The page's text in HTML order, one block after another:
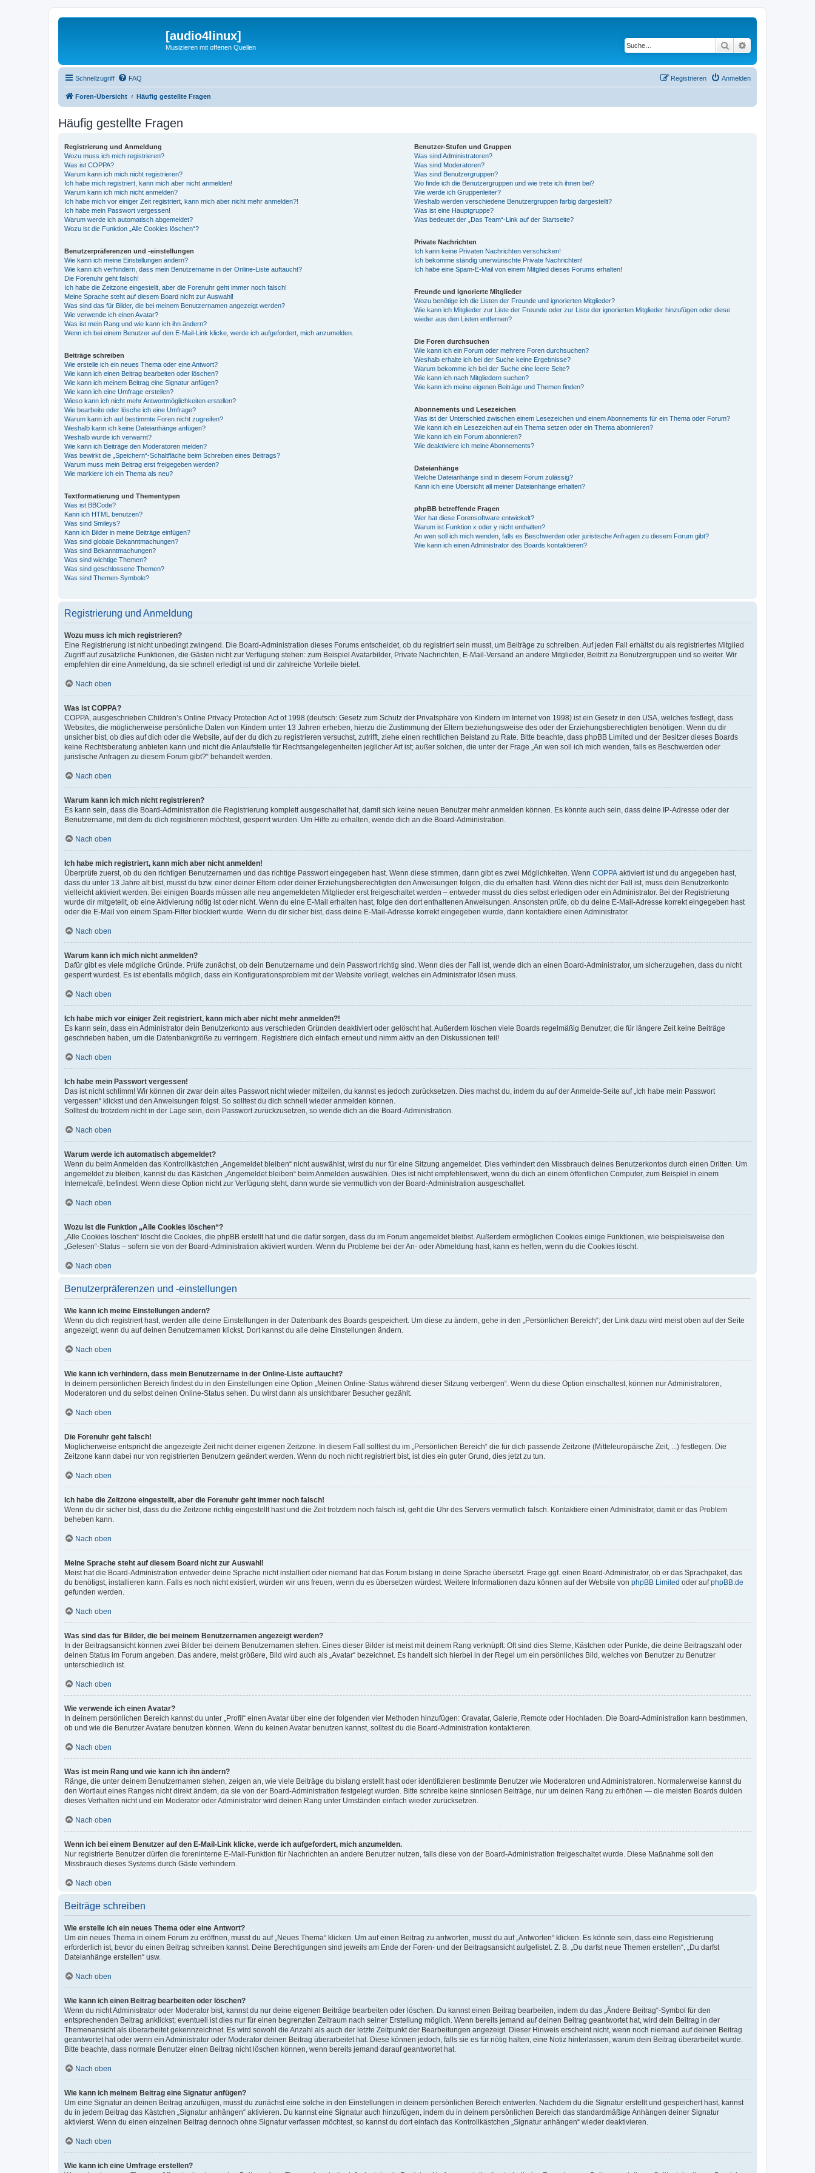
[audio4linux]
Musizieren mit offenen Quellen Suche
Schnellzugriff FAQ Anmelden
Registrieren
Foren-Übersicht Häufig gestellte Fragen
Häufig gestellte Fragen
Registrierung und Anmeldung
Wozu muss ich mich registrieren?
Was ist COPPA?
Warum kann ich mich nicht registrieren?
Ich habe mich registriert, kann mich aber nicht anmelden!
Warum kann ich mich nicht anmelden?
Ich habe mich vor einiger Zeit registriert, kann mich aber nicht mehr anmelden?!
Ich habe mein Passwort vergessen!
Warum werde ich automatisch abgemeldet?
Wozu ist die Funktion „Alle Cookies löschen“?
Benutzerpräferenzen und -einstellungen
Wie kann ich meine Einstellungen ändern?
Wie kann ich verhindern, dass mein Benutzername in der Online-Liste auftaucht?
Die Forenuhr geht falsch!
Ich habe die Zeitzone eingestellt, aber die Forenuhr geht immer noch falsch!
Meine Sprache steht auf diesem Board nicht zur Auswahl!
Was sind das für Bilder, die bei meinem Benutzernamen angezeigt werden?
Wie verwende ich einen Avatar?
Was ist mein Rang und wie kann ich ihn ändern?
Wenn ich bei einem Benutzer auf den E-Mail-Link klicke, werde ich aufgefordert, mich anzumelden.
Beiträge schreiben
Wie erstelle ich ein neues Thema oder eine Antwort?
Wie kann ich einen Beitrag bearbeiten oder löschen?
Wie kann ich meinem Beitrag eine Signatur anfügen?
Wie kann ich eine Umfrage erstellen?
Wieso kann ich nicht mehr Antwortmöglichkeiten erstellen?
Wie bearbeite oder lösche ich eine Umfrage?
Warum kann ich auf bestimmte Foren nicht zugreifen?
Weshalb kann ich keine Dateianhänge anfügen?
Weshalb wurde ich verwarnt?
Wie kann ich Beiträge den Moderatoren melden?
Was bewirkt die „Speichern“-Schaltfläche beim Schreiben eines Beitrags?
Warum muss mein Beitrag erst freigegeben werden?
Wie markiere ich ein Thema als neu?
Textformatierung und Thementypen
Was ist BBCode?
Kann ich HTML benutzen?
Was sind Smileys?
Kann ich Bilder in meine Beiträge einfügen?
Was sind globale Bekanntmachungen?
Was sind Bekanntmachungen?
Was sind wichtige Themen?
Was sind geschlossene Themen?
Was sind Themen-Symbole?
Benutzer-Stufen und Gruppen
Was sind Administratoren?
Was sind Moderatoren?
Was sind Benutzergruppen?
Wo finde ich die Benutzergruppen und wie trete ich ihnen bei?
Wie werde ich Gruppenleiter?
Weshalb werden verschiedene Benutzergruppen farbig dargestellt?
Was ist eine Hauptgruppe?
Was bedeutet der „Das Team“-Link auf der Startseite?
Private Nachrichten
Ich kann keine Privaten Nachrichten verschicken!
Ich bekomme ständig unerwünschte Private Nachrichten!
Ich habe eine Spam-E-Mail von einem Mitglied dieses Forums erhalten!
Freunde und ignorierte Mitglieder
Wozu benötige ich die Listen der Freunde und ignorierten Mitglieder?
Wie kann ich Mitglieder zur Liste der Freunde oder zur Liste der ignorierten Mitglieder hinzufügen oder diese
wieder aus den Listen entfernen?
Die Foren durchsuchen
Wie kann ich ein Forum oder mehrere Foren durchsuchen?
Weshalb erhalte ich bei der Suche keine Ergebnisse?
Warum bekomme ich bei der Suche eine leere Seite?
Wie kann ich nach Mitgliedern suchen?
Wie kann ich meine eigenen Beiträge und Themen finden?
Abonnements und Lesezeichen
Was ist der Unterschied zwischen einem Lesezeichen und einem Abonnements für ein Thema oder Forum?
Wie kann ich ein Lesezeichen auf ein Thema setzen oder ein Thema abonnieren?
Wie kann ich ein Forum abonnieren?
Wie deaktiviere ich meine Abonnements?
Dateianhänge
Welche Dateianhänge sind in diesem Forum zulässig?
Kann ich eine Übersicht all meiner Dateianhänge erhalten?
phpBB betreffende Fragen
Wer hat diese Forensoftware entwickelt?
Warum ist Funktion x oder y nicht enthalten?
An wen soll ich mich wenden, falls es Beschwerden oder juristische Anfragen zu diesem Forum gibt?
Wie kann ich einen Administrator des Boards kontaktieren?
Registrierung und Anmeldung
Wozu muss ich mich registrieren?
Eine Registrierung ist nicht unbedingt zwingend. Die Board-Administration dieses Forums entscheidet, ob du registriert sein musst, um Beiträge zu schreiben. Auf jeden Fall erhältst du als registriertes Mitglied
Zugriff auf zusätzliche Funktionen, die Gästen nicht zur Verfügung stehen: zum Beispiel Avatarbilder, Private Nachrichten, E-Mail-Versand an andere Mitglieder, Beitritt zu Benutzergruppen und so weiter. Wir
empfehlen dir eine Anmeldung, da sie schnell erledigt ist und dir zahlreiche Vorteile bietet.
Nach oben
Was ist COPPA?
COPPA, ausgeschrieben Children’s Online Privacy Protection Act of 1998 (deutsch: Gesetz zum Schutz der Privatsphäre von Kindern im Internet von 1998) ist ein Gesetz in den USA, welches festlegt, dass
Websites, die möglicherweise persönliche Daten von Kindern unter 13 Jahren erheben, hierzu die Zustimmung der Eltern beziehungsweise des oder der Erziehungsberechtigten benötigen. Wenn du dir
unsicher bist, ob dies auf dich oder die Website, auf der du dich zu registrieren versuchst, zutrifft, ziehe einen rechtlichen Beistand zu Rate. Bitte beachte, dass phpBB Limited und der Besitzer dieses Boards
keine Rechtsberatung anbieten kann und nicht die Anlaufstelle für Rechtsangelegenheiten jeglicher Art ist; außer solchen, die unter der Frage „An wen soll ich mich wenden, falls es Beschwerden oder
juristische Anfragen zu diesem Forum gibt?“ behandelt werden.
Nach oben
Warum kann ich mich nicht registrieren?
Es kann sein, dass die Board-Administration die Registrierung komplett ausgeschaltet hat, damit sich keine neuen Benutzer mehr anmelden können. Es könnte auch sein, dass deine IP-Adresse oder der
Benutzername, mit dem du dich registrieren möchtest, gesperrt wurden. Um Hilfe zu erhalten, wende dich an die Board-Administration.
Nach oben
Ich habe mich registriert, kann mich aber nicht anmelden!
Überprüfe zuerst, ob du den richtigen Benutzernamen und das richtige Passwort eingegeben hast. Wenn diese stimmen, dann gibt es zwei Möglichkeiten. Wenn COPPA aktiviert ist und du angegeben hast,
dass du unter 13 Jahre alt bist, musst du bzw. einer deiner Eltern oder deiner Erziehungsberechtigten den Anweisungen folgen, die du erhalten hast. Wenn dies nicht der Fall ist, muss dein Benutzerkonto
vielleicht aktiviert werden. Bei einigen Boards müssen alle neu angemeldeten Mitglieder erst freigeschaltet werden – entweder musst du dies selbst erledigen oder ein Administrator. Bei der Registrierung
wurde dir mitgeteilt, ob eine Aktivierung nötig ist oder nicht. Wenn du eine E-Mail erhalten hast, folge den dort enthaltenen Anweisungen. Ansonsten prüfe, ob du deine E-Mail-Adresse korrekt eingegeben hast
oder die E-Mail von einem Spam-Filter blockiert wurde. Wenn du dir sicher bist, dass deine E-Mail-Adresse korrekt eingegeben wurde, dann kontaktiere einen Administrator.
Nach oben
Warum kann ich mich nicht anmelden?
Dafür gibt es viele mögliche Gründe. Prüfe zunächst, ob dein Benutzername und dein Passwort richtig sind. Wenn dies der Fall ist, wende dich an einen Board-Administrator, um sicherzugehen, dass du nicht
gesperrt wurdest. Es ist ebenfalls möglich, dass ein Konfigurationsproblem mit der Website vorliegt, welches ein Administrator lösen muss.
Nach oben
Ich habe mich vor einiger Zeit registriert, kann mich aber nicht mehr anmelden?!
Es kann sein, dass ein Administrator dein Benutzerkonto aus verschieden Gründen deaktiviert oder gelöscht hat. Außerdem löschen viele Boards regelmäßig Benutzer, die für längere Zeit keine Beiträge
geschrieben haben, um die Datenbankgröße zu verringern. Registriere dich einfach erneut und nimm aktiv an den Diskussionen teil!
Nach oben
Ich habe mein Passwort vergessen!
Das ist nicht schlimm! Wir können dir zwar dein altes Passwort nicht wieder mitteilen, du kannst es jedoch zurücksetzen. Dies machst du, indem du auf der Anmelde-Seite auf „Ich habe mein Passwort
vergessen“ klickst und den Anweisungen folgst. So solltest du dich schnell wieder anmelden können.
Solltest du trotzdem nicht in der Lage sein, dein Passwort zurückzusetzen, so wende dich an die Board-Administration.
Nach oben
Warum werde ich automatisch abgemeldet?
Wenn du beim Anmelden das Kontrollkästchen „Angemeldet bleiben“ nicht auswählst, wirst du nur für eine Sitzung angemeldet. Dies verhindert den Missbrauch deines Benutzerkontos durch einen Dritten. Um
angemeldet zu bleiben, kannst du das Kästchen „Angemeldet bleiben“ beim Anmelden auswählen. Dies ist nicht empfehlenswert, wenn du dich an einem öffentlichen Computer, zum Beispiel in einem
Internetcafé, befindest. Wenn diese Option nicht zur Verfügung steht, dann wurde sie vermutlich von der Board-Administration ausgeschaltet.
Nach oben
Wozu ist die Funktion „Alle Cookies löschen“?
„Alle Cookies löschen“ löscht die Cookies, die phpBB erstellt hat und die dafür sorgen, dass du im Forum angemeldet bleibst. Außerdem ermöglichen Cookies einige Funktionen, wie beispielsweise den
„Gelesen“-Status – sofern sie von der Board-Administration aktiviert wurden. Wenn du Probleme bei der An- oder Abmeldung hast, kann es helfen, wenn du die Cookies löscht.
Nach oben
Benutzerpräferenzen und -einstellungen
Wie kann ich meine Einstellungen ändern?
Wenn du dich registriert hast, werden alle deine Einstellungen in der Datenbank des Boards gespeichert. Um diese zu ändern, gehe in den „Persönlichen Bereich“; der Link dazu wird meist oben auf der Seite
angezeigt, wenn du auf deinen Benutzernamen klickst. Dort kannst du alle deine Einstellungen ändern.
Nach oben
Wie kann ich verhindern, dass mein Benutzername in der Online-Liste auftaucht?
In deinem persönlichen Bereich findest du in den Einstellungen eine Option „Meinen Online-Status während dieser Sitzung verbergen“. Wenn du diese Option einschaltest, können nur Administratoren,
Moderatoren und du selbst deinen Online-Status sehen. Du wirst dann als unsichtbarer Besucher gezählt.
Nach oben
Die Forenuhr geht falsch!
Möglicherweise entspricht die angezeigte Zeit nicht deiner eigenen Zeitzone. In diesem Fall solltest du im „Persönlichen Bereich“ die für dich passende Zeitzone (Mitteleuropäische Zeit, ...) festlegen. Die
Zeitzone kann dabei nur von registrierten Benutzern geändert werden. Wenn du noch nicht registriert bist, ist dies ein guter Grund, dies jetzt zu tun.
Nach oben
Ich habe die Zeitzone eingestellt, aber die Forenuhr geht immer noch falsch!
Wenn du dir sicher bist, dass du die Zeitzone richtig eingestellt hast und die Zeit trotzdem noch falsch ist, geht die Uhr des Servers vermutlich falsch. Kontaktiere einen Administrator, damit er das Problem
beheben kann.
Nach oben
Meine Sprache steht auf diesem Board nicht zur Auswahl!
Meist hat die Board-Administration entweder deine Sprache nicht installiert oder niemand hat das Forum bislang in deine Sprache übersetzt. Frage ggf. einen Board-Administrator, ob er das Sprachpaket, das
du benötigst, installieren kann. Falls es noch nicht existiert, würden wir uns freuen, wenn du es übersetzen würdest. Weitere Informationen dazu können auf der Website von phpBB Limited oder aufphpBB.de
gefunden werden.
Nach oben
Was sind das für Bilder, die bei meinem Benutzernamen angezeigt werden?
In der Beitragsansicht können zwei Bilder bei deinem Benutzernamen stehen. Eines dieser Bilder ist meist mit deinem Rang verknüpft: Oft sind dies Sterne, Kästchen oder Punkte, die deine Beitragszahl oder
deinen Status im Forum angeben. Das andere, meist größere, Bild wird auch als „Avatar“ bezeichnet. Es handelt sich hierbei in der Regel um ein persönliches Bild, welches von Benutzer zu Benutzer
unterschiedlich ist.
Nach oben
Wie verwende ich einen Avatar?
In deinem persönlichen Bereich kannst du unter „Profil“ einen Avatar über eine der folgenden vier Methoden hinzufügen: Gravatar, Galerie, Remote oder Hochladen. Die Board-Administration kann bestimmen,
ob und wie die Benutzer Avatare benutzen können. Wenn du keinen Avatar benutzen kannst, solltest du die Board-Administration kontaktieren.
Nach oben
Was ist mein Rang und wie kann ich ihn ändern?
Ränge, die unter deinem Benutzernamen stehen, zeigen an, wie viele Beiträge du bislang erstellt hast oder identifizieren bestimmte Benutzer wie Moderatoren und Administratoren. Normalerweise kannst du
den Wortlaut eines Ranges nicht direkt ändern, da sie von der Board-Administration festgelegt wurden. Bitte schreibe keine sinnlosen Beiträge, nur um deinen Rang zu erhöhen — die meisten Boards dulden
dieses Verhalten nicht und ein Moderator oder Administrator wird deinen Rang unter Umständen einfach wieder zurücksetzen.
Nach oben
Wenn ich bei einem Benutzer auf den E-Mail-Link klicke, werde ich aufgefordert, mich anzumelden.
Nur registrierte Benutzer dürfen die foreninterne E-Mail-Funktion für Nachrichten an andere Benutzer nutzen, falls diese von der Board-Administration freigeschaltet wurde. Diese Maßnahme soll den
Missbrauch dieses Systems durch Gäste verhindern.
Nach oben
Beiträge schreiben
Wie erstelle ich ein neues Thema oder eine Antwort?
Um ein neues Thema in einem Forum zu eröffnen, musst du auf „Neues Thema“ klicken. Um auf einen Beitrag zu antworten, musst du auf „Antworten“ klicken. Es könnte sein, dass eine Registrierung
erforderlich ist, bevor du einen Beitrag schreiben kannst. Deine Berechtigungen sind jeweils am Ende der Foren- und der Beitragsansicht aufgelistet. Z. B. „Du darfst neue Themen erstellen“, „Du darfst
Dateianhänge erstellen“ usw.
Nach oben
Wie kann ich einen Beitrag bearbeiten oder löschen?
Wenn du nicht Administrator oder Moderator bist, kannst du nur deine eigenen Beiträge bearbeiten oder löschen. Du kannst einen Beitrag bearbeiten, indem du das „Ändere Beitrag“-Symbol für den
entsprechenden Beitrag anklickst; eventuell ist dies nur für einen begrenzten Zeitraum nach seiner Erstellung möglich. Wenn bereits jemand auf deinen Beitrag geantwortet hat, wird dein Beitrag in der
Themenansicht als überarbeitet gekennzeichnet. Es wird sowohl die Anzahl als auch der letzte Zeitpunkt der Bearbeitungen angezeigt. Dieser Hinweis erscheint nicht, wenn noch niemand auf deinen Beitrag
geantwortet hat oder wenn ein Administrator oder Moderator deinen Beitrag überarbeitet hat. Diese können jedoch, falls sie es für nötig halten, eine Notiz hinterlassen, warum dein Beitrag überarbeitet wurde.
Bitte beachte, dass normale Benutzer einen Beitrag nicht löschen können, wenn bereits jemand darauf geantwortet hat.
Nach oben
Wie kann ich meinem Beitrag eine Signatur anfügen?
Um eine Signatur an deinen Beitrag anzufügen, musst du zunächst eine solche in den Einstellungen in deinem persönlichen Bereich entwerfen. Nachdem du die Signatur erstellt und gespeichert hast, kannst
du in jedem Beitrag das Kästchen „Signatur anhängen“ aktivieren. Du kannst eine Signatur auch hinzufügen, indem du in deinem persönlichen Bereich das standardmäßige Anhängen deiner Signatur
aktivierst. Wenn du einen einzelnen Beitrag dennoch ohne Signatur verfassen möchtest, so kannst du dort einfach das Kontrollkästchen „Signatur anhängen“ wieder deaktivieren.
Nach oben
Wie kann ich eine Umfrage erstellen?